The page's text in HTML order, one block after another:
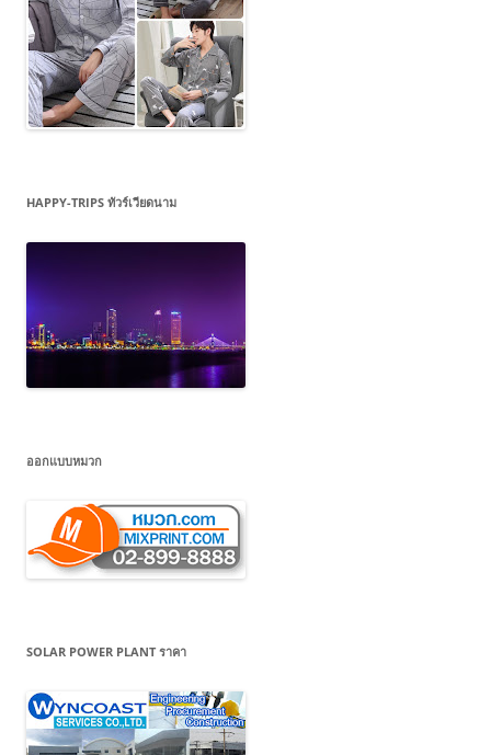
HAPPY-TRIPS ทัวร์เวียดนาม
ออกแบบหมวก
SOLAR POWER PLANT ราคา